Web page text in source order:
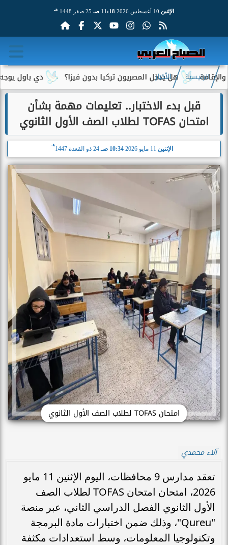
الإثنين 11:18 صـ 25 صفر 1448 هـ
دي باول يوجه هل يدخل المصريون تركيا بدون فيزا؟
الرئيسية الأخبار
قبل بدء الاختبار.. تعليمات مهمة بشأن
امتحان TOFAS لطلاب الصف الأول الثانوي
الإثنين 10:34 صـ 24 ذو القعدة 1447
هـ
امتحان TOFAS لطلاب الصف الأول الثانوي
آلاء محمدي
تعقد مدارس 9 محافظات، اليوم الإثنين 11 مايو
2026، امتحان امتحان TOFAS لطلاب الصف
الأول الثانوي الفصل الدراسي الثاني، عبر منصة
"Qureu"، وذلك ضمن اختبارات مادة البرمجة
وتكنولوجيا المعلومات، وسط استعدادات مكثفة